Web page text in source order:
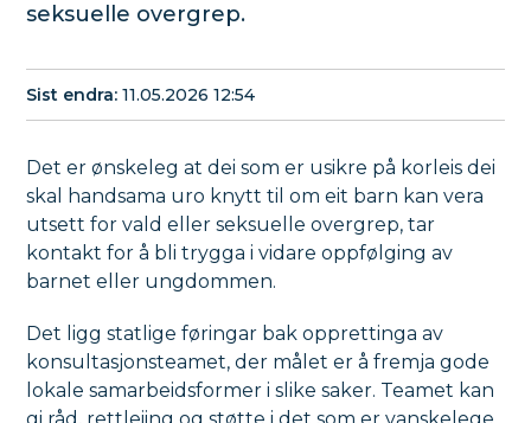
seksuelle overgrep.
Sist endra 11.05.2026 12:54
Det er ønskeleg at dei som er usikre på korleis dei
skal handsama uro knytt til om eit barn kan vera
utsett for vald eller seksuelle overgrep, tar
kontakt for å bli trygga i vidare oppfølging av
barnet eller ungdommen.
Det ligg statlige føringar bak opprettinga av
konsultasjonsteamet, der målet er å fremja gode
lokale samarbeidsformer i slike saker. Teamet kan